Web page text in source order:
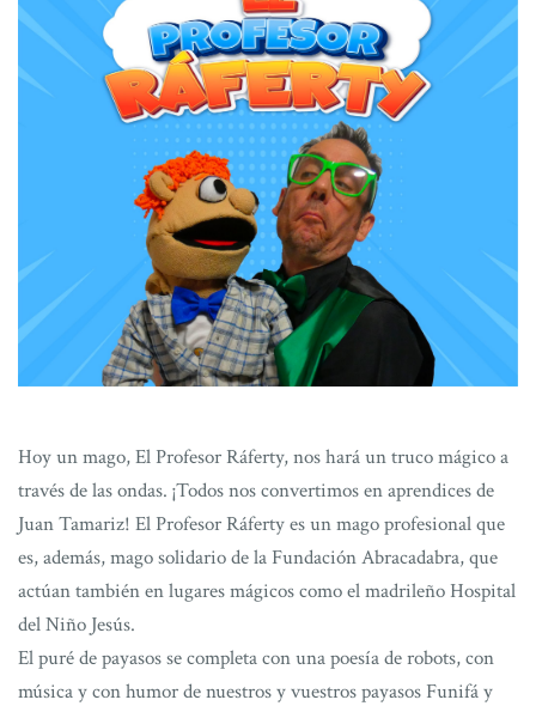
Hoy un mago, El Profesor Ráferty, nos hará un truco mágico a
través de las ondas. ¡Todos nos convertimos en aprendices de
Juan Tamariz! El Profesor Ráferty es un mago profesional que
es, además, mago solidario de la Fundación Abracadabra, que
actúan también en lugares mágicos como el madrileño Hospital
del Niño Jesús.
El puré de payasos se completa con una poesía de robots, con
música y con humor de nuestros y vuestros payasos Funifá y